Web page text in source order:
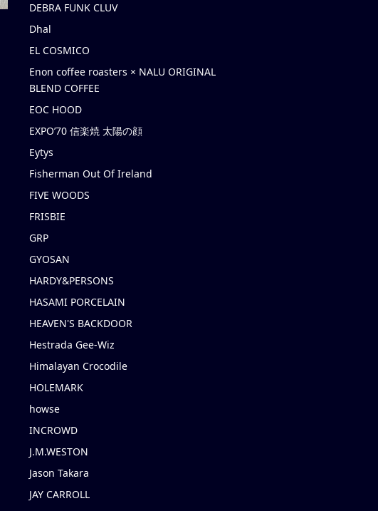
DEBRA FUNK CLUV
Dhal
EL COSMICO
Enon coffee roasters × NALU ORIGINAL
BLEND COFFEE
EOC HOOD
EXPO’70 信楽焼 太陽の顔
Eytys
Fisherman Out Of Ireland
FIVE WOODS
FRISBIE
GRP
GYOSAN
HARDY&PERSONS
HASAMI PORCELAIN
HEAVEN'S BACKDOOR
Hestrada Gee-Wiz
Himalayan Crocodile
HOLEMARK
howse
INCROWD
J.M.WESTON
Jason Takara
JAY CARROLL